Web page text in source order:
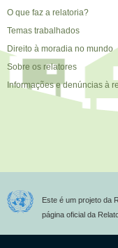
O que faz a relatoria?
Temas trabalhados
Direito à moradia no mundo
Sobre os relatores
Informações e denúncias à
Este é um projeto da
página oficial da